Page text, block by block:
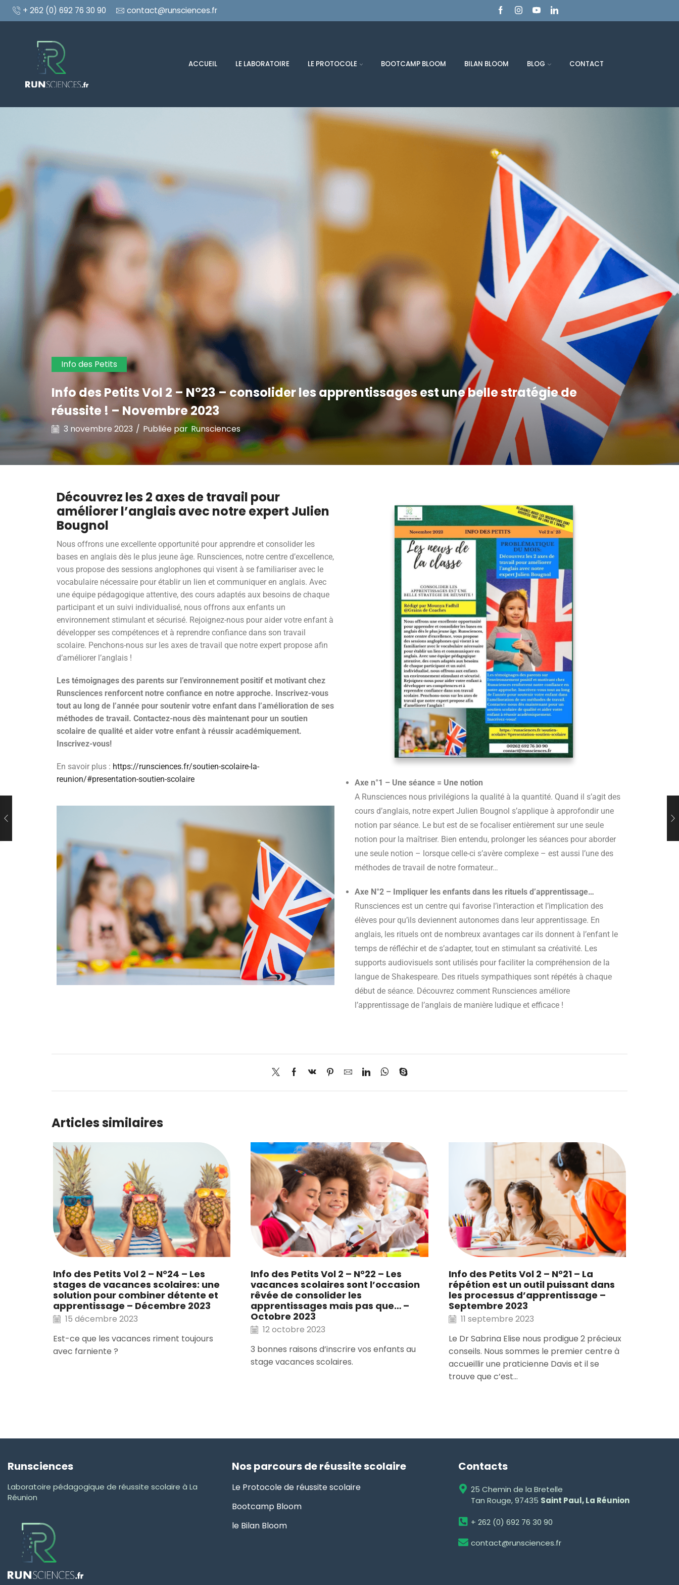
+ 262 (0) 692 76 30 90 contact@runsciences.fr
ACCUEIL LE LABORATOIRE LE PROTOCOLE BOOTCAMP BLOOM BILAN BLOOM BLOG CONTACT
Info des Petits
Info des Petits Vol 2 – N°23 – consolider les apprentissages est une belle stratégie de
réussite ! – Novembre 2023
3 novembre 2023 / Publiée par Runsciences
Découvrez les 2 axes de travail pour
améliorer l’anglais avec notre expert Julien
Bougnol
Nous offrons une excellente opportunité pour apprendre et consolider les
bases en anglais dès le plus jeune âge. Runsciences, notre centre d’excellence,
vous propose des sessions anglophones qui visent à se familiariser avec le
vocabulaire nécessaire pour établir un lien et communiquer en anglais. Avec
une équipe pédagogique attentive, des cours adaptés aux besoins de chaque
participant et un suivi individualisé, nous offrons aux enfants un
environnement stimulant et sécurisé. Rejoignez-nous pour aider votre enfant à
développer ses compétences et à reprendre confiance dans son travail
scolaire. Penchons-nous sur les axes de travail que notre expert propose afin
d’améliorer l’anglais !
Les témoignages des parents sur l’environnement positif et motivant chez
Runsciences renforcent notre confiance en notre approche. Inscrivez-vous
tout au long de l’année pour soutenir votre enfant dans l’amélioration de ses
méthodes de travail. Contactez-nous dès maintenant pour un soutien
scolaire de qualité et aider votre enfant à réussir académiquement.
Inscrivez-vous!
En savoir plus : https://runsciences.fr/soutien-scolaire-la-
reunion/#presentation-soutien-scolaire
Axe n°1 – Une séance = Une notion
A Runsciences nous privilégions la qualité à la quantité. Quand il s’agit des
cours d’anglais, notre expert Julien Bougnol s’applique à approfondir une
notion par séance. Le but est de se focaliser entièrement sur une seule
notion pour la maîtriser. Bien entendu, prolonger les séances pour aborder
une seule notion – lorsque celle-ci s’avère complexe – est aussi l’une des
méthodes de travail de notre formateur…
Axe N°2 – Impliquer les enfants dans les rituels d’apprentissage…
Runsciences est un centre qui favorise l’interaction et l’implication des
élèves pour qu’ils deviennent autonomes dans leur apprentissage. En
anglais, les rituels ont de nombreux avantages car ils donnent à l’enfant le
temps de réfléchir et de s’adapter, tout en stimulant sa créativité. Les
supports audiovisuels sont utilisés pour faciliter la compréhension de la
langue de Shakespeare. Des rituels sympathiques sont répétés à chaque
début de séance. Découvrez comment Runsciences améliore
l’apprentissage de l’anglais de manière ludique et efficace !
Articles similaires
Info des Petits Vol 2 – N°24 – Les
stages de vacances scolaires: une
solution pour combiner détente et
apprentissage – Décembre 2023
15 décembre 2023
Est-ce que les vacances riment toujours
avec farniente ?
Info des Petits Vol 2 – N°22 – Les
vacances scolaires sont l’occasion
rêvée de consolider les
apprentissages mais pas que… –
Octobre 2023
12 octobre 2023
3 bonnes raisons d’inscrire vos enfants au
stage vacances scolaires.
Info des Petits Vol 2 – N°21 – La
répétion est un outil puissant dans
les processus d’apprentissage –
Septembre 2023
11 septembre 2023
Le Dr Sabrina Elise nous prodigue 2 précieux
conseils. Nous sommes le premier centre à
accueillir une praticienne Davis et il se
trouve que c’est...
Runsciences
Laboratoire pédagogique de réussite scolaire à La
Réunion
Nos parcours de réussite scolaire
Le Protocole de réussite scolaire
Bootcamp Bloom
le Bilan Bloom
Contacts
25 Chemin de la Bretelle
Tan Rouge, 97435 Saint Paul, La Réunion
+ 262 (0) 692 76 30 90
contact@runsciences.fr